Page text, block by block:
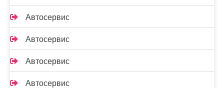
Автосервис
Автосервис
Автосервис
Автосервис